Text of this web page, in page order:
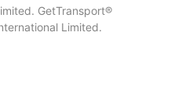
GetTransport®
Limited.